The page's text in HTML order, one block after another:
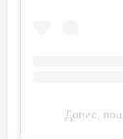
Допис,